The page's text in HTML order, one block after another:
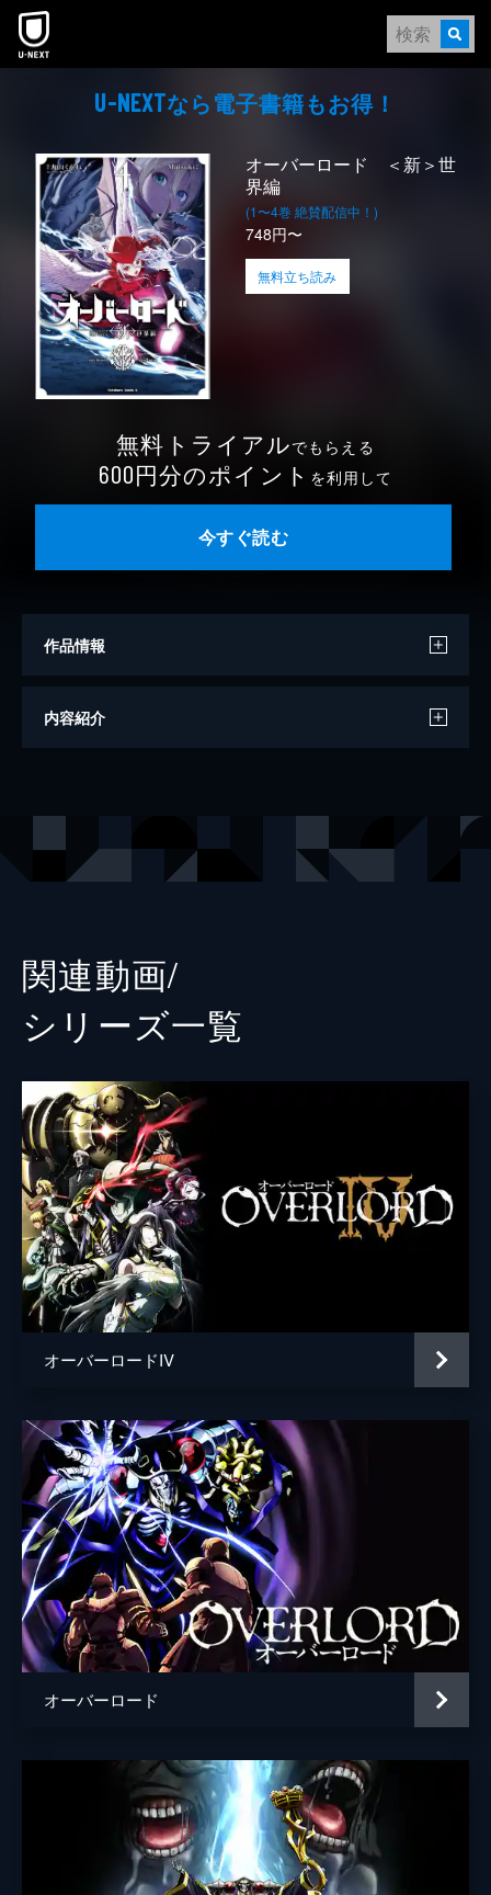
本文へスキップ
U-NEXTなら電⼦書籍もお得！
オーバーロード ＜新＞世
界編
(1〜4巻 絶賛配信中！)
748円〜
無料立ち読み
無料トライアルでもらえる
600円分のポイント を利用して
今すぐ読む
作品情報
著者
レーベル 角川コミックス・エース
内容紹介
関連動画/
シリーズ⼀覧
オーバーロードIV
オーバーロード